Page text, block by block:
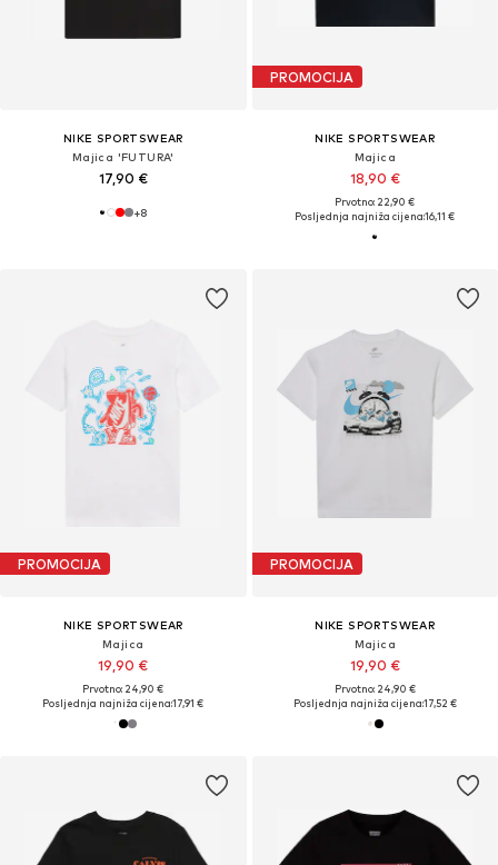
NIKE SPORTSWEAR
Majica 'FUTURA'
17,90 €
+8
PROMOCIJA
NIKE SPORTSWEAR
Majica
18,90 €
Prvotno: 22,90 €
Posljednja najniža cijena:16,11 €
PROMOCIJA
NIKE SPORTSWEAR
Majica
19,90 €
Prvotno: 24,90 €
Posljednja najniža cijena:17,91 €
PROMOCIJA
NIKE SPORTSWEAR
Majica
19,90 €
Prvotno: 24,90 €
Posljednja najniža cijena:17,52 €